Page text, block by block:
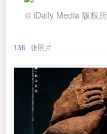
© iDaily Media 版权所
136 张照片